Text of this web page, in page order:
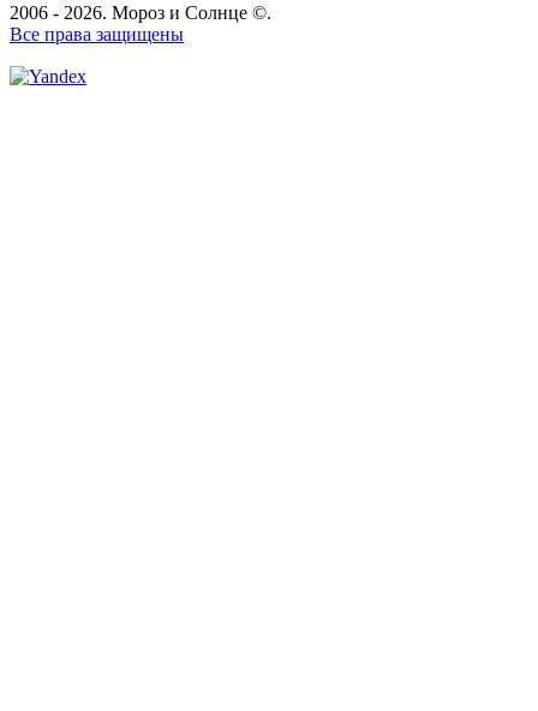
2006 - 2026. Мороз и Солнце ©.
Все права защищены